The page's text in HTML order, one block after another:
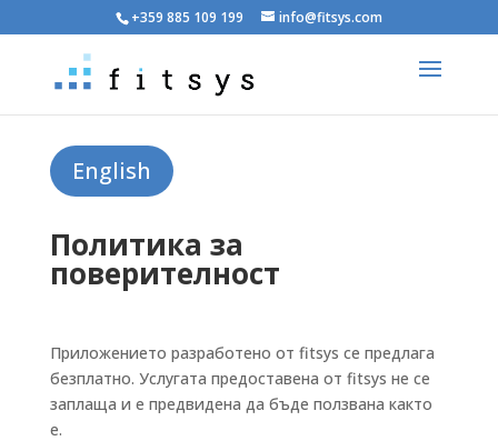
+359 885 109 199 info@fitsys.com
English
Политика за
поверителност
Приложението разработено от fitsys се предлага
безплатно. Услугата предоставена от fitsys не се
заплаща и е предвидена да бъде ползвана както
е.